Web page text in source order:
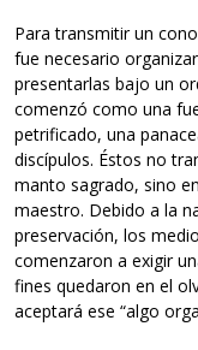
Para transmitir un
fue necesario
presentarlas bajo un
comenzó como una
petrificado, una
discípulos. Éstos no
manto sagrado, sino
maestro. Debido a la
preservación, los
comenzaron a exigir
fines quedaron en el
aceptará ese “algo